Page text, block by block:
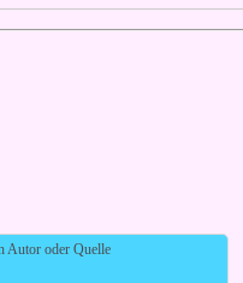
Autor oder Quelle